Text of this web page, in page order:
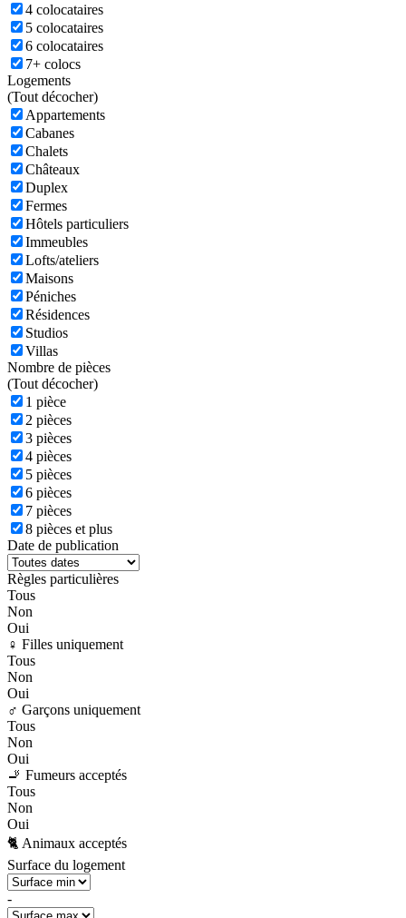
4 colocataires
5 colocataires
6 colocataires
7+ colocs
Logements
(Tout décocher)
Appartements
Cabanes
Chalets
Châteaux
Duplex
Fermes
Hôtels particuliers
Immeubles
Lofts/ateliers
Maisons
Péniches
Résidences
Studios
Villas
Nombre de pièces
(Tout décocher)
1 pièce
2 pièces
3 pièces
4 pièces
5 pièces
6 pièces
7 pièces
8 pièces et plus
Date de publication
Règles particulières
Tous
Non
Oui
♀️ Filles uniquement
Tous
Non
Oui
♂️ Garçons uniquement
Tous
Non
Oui
🚬 Fumeurs acceptés
Tous
Non
Oui
🐈 Animaux acceptés
Surface du logement
-